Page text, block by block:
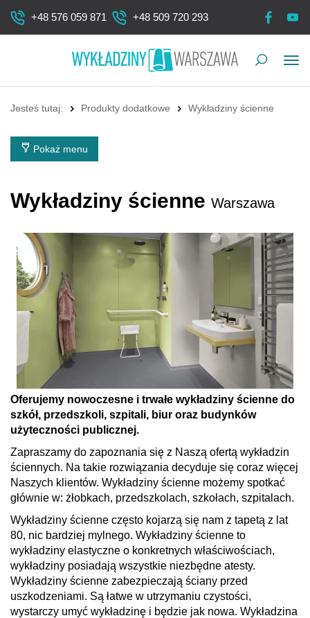
+48 576 059 871 +48 509 720 293
Jesteś tutaj: Produkty dodatkowe Wykładziny ścienne
Pokaż menu
Wykładziny ścienne Warszawa
Oferujemy nowoczesne i trwałe wykładziny ścienne do
szkół, przedszkoli, szpitali, biur oraz budynków
użyteczności publicznej.
Zapraszamy do zapoznania się z Naszą ofertą wykładzin
ściennych. Na takie rozwiązania decyduje się coraz więcej
Naszych klientów. Wykładziny ścienne możemy spotkać
głównie w: żłobkach, przedszkolach, szkołach, szpitalach.
Wykładziny ścienne często kojarzą się nam z tapetą z lat
80, nic bardziej mylnego. Wykładziny ścienne to
wykładziny elastyczne o konkretnych właściwościach,
wykładziny posiadają wszystkie niezbędne atesty.
Wykładziny ścienne zabezpieczają ściany przed
uszkodzeniami. Są łatwe w utrzymaniu czystości,
wystarczy umyć wykładzinę i będzie jak nowa. Wykładzina